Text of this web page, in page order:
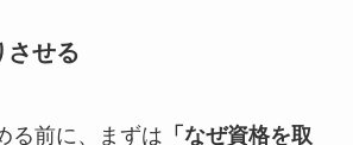
させる
る前に、まずは 「なぜ資格を取